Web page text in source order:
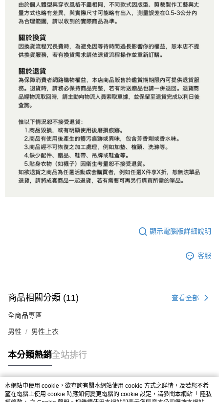
顯示電腦版詳細說明
客服
商品相關分類 (11) 查看全部
全商品專區
男性 男性上衣
本分類熱銷全站排行
熱門標籤
本網站中使用 cookie，欲查詢有關本網站使用 cookie 方式之詳情，及若您不希
望在電腦上使用 cookie 時應如何變更電腦的 cookie 設定，請參閱本網站「 隱私